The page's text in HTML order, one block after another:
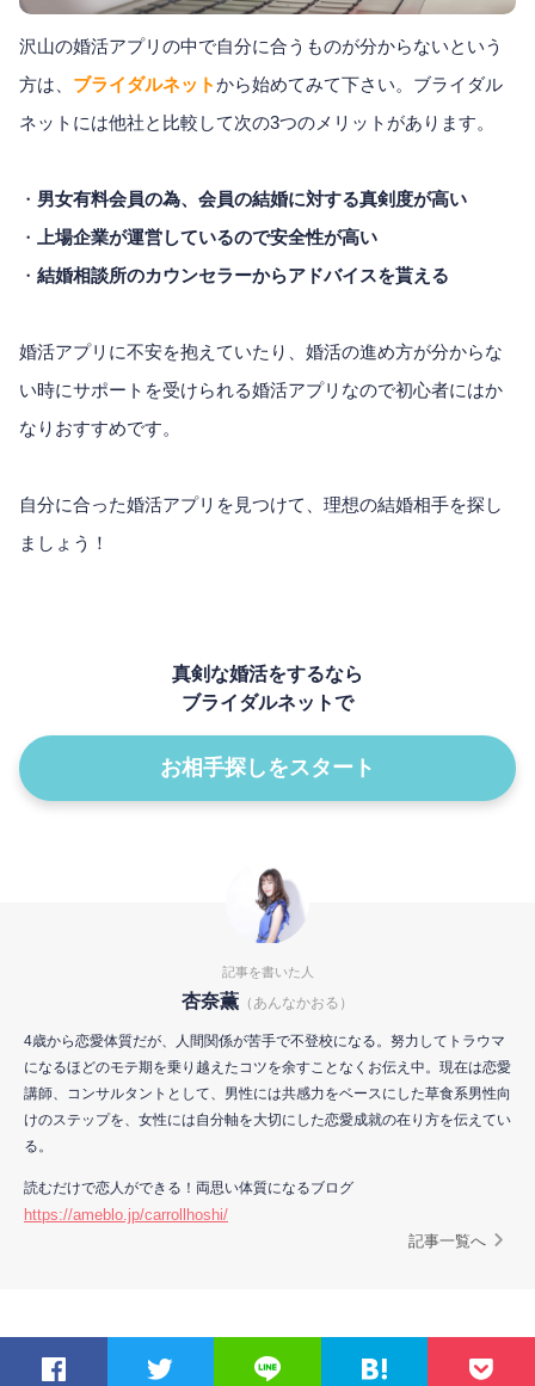
沢山の婚活アプリの中で自分に合うものが分からないという
方は、 ブライダルネットから始めてみて下さい。ブライダル
ネットには他社と比較して次の3つのメリットがあります。
・ 男女有料会員の為、会員の結婚に対する真剣度が高い
・
上場企業が運営しているので安全性が高い
・ 結婚相談所のカウンセラーからアドバイスを貰える
婚活アプリに不安を抱えていたり、婚活の進め方が分からな
い時にサポートを受けられる婚活アプリなので初心者にはか
なりおすすめです。
自分に合った婚活アプリを見つけて、理想の結婚相手を探し
ましょう！
真剣な婚活をするなら
ブライダルネットで
お相手探しをスタート
記事を書いた人
杏奈薫 （あんなかおる）
4歳から恋愛体質だが、人間関係が苦手で不登校になる。努力してトラウマ
になるほどのモテ期を乗り越えたコツを余すことなくお伝え中。現在は恋愛
講師、コンサルタントとして、男性には共感力をベースにした草食系男性向
けのステップを、女性には自分軸を大切にした恋愛成就の在り方を伝えてい
る。
読むだけで恋人ができる！両思い体質になるブログ
https://ameblo.jp/carrollhoshi/
記事一覧へ